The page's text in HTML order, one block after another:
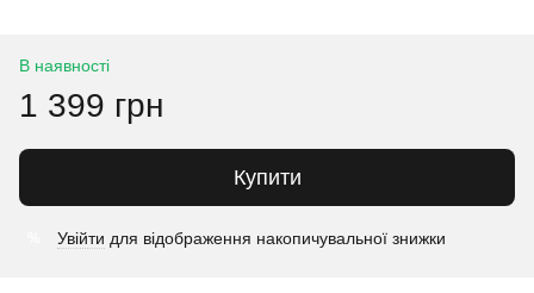
В наявності
1 399 грн
Купити
Увійти для відображення накопичувальної знижки